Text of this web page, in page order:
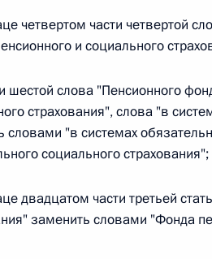
года
закон от 26.07.2026
изменения в статью 2
(волонтерстве)»
четвертом части четвертой
и социального
шестой слова "Пенсионного
страхования", слова "в
словами "в системах
социального страхования";
двадцатом части третьей
заменить словами "Фонда